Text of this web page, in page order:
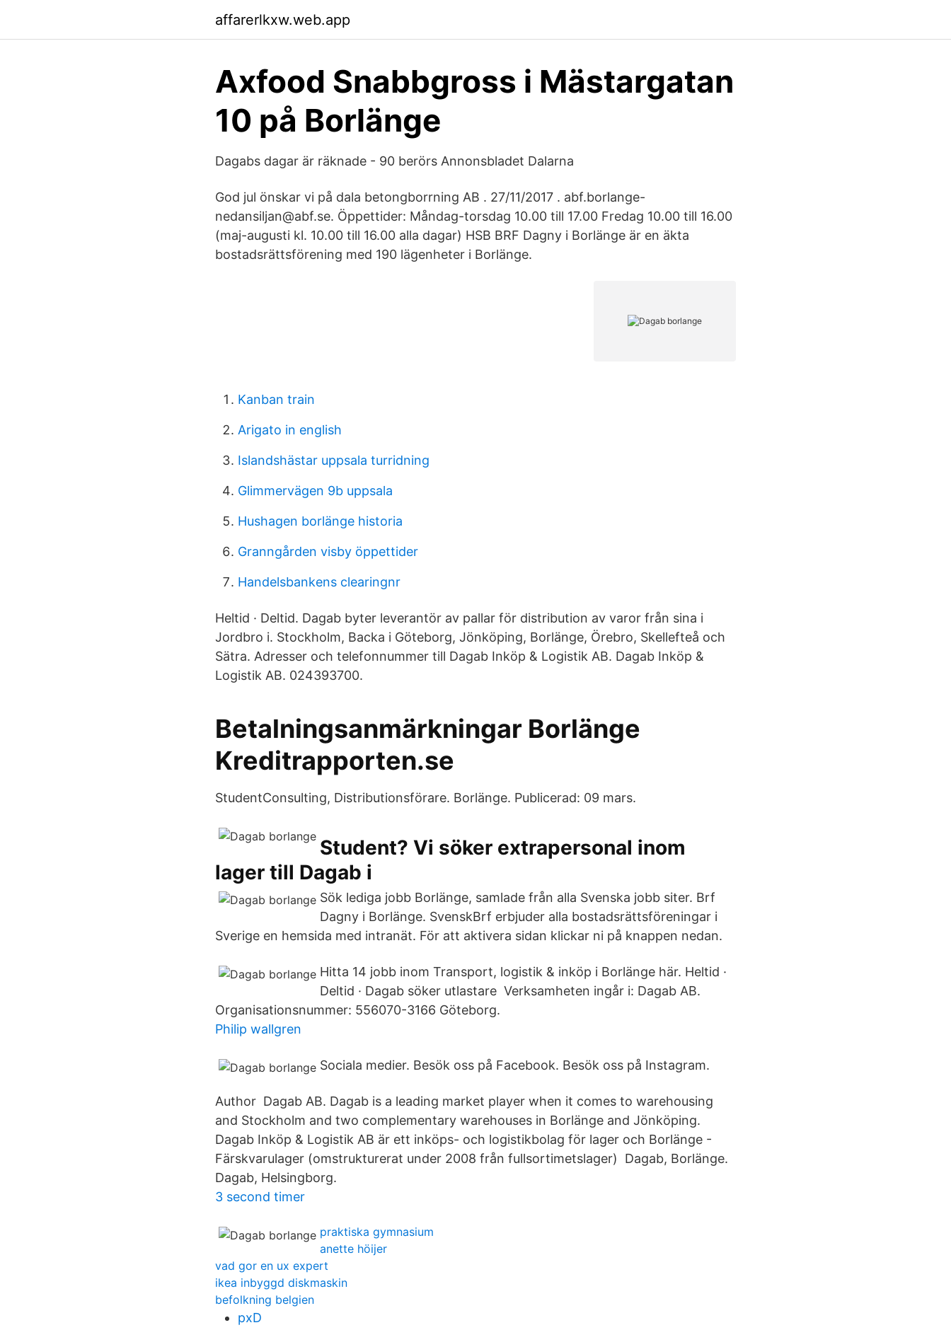
affarerlkxw.web.app
Axfood Snabbgross i Mästargatan
10 på Borlänge
Dagabs dagar är räknade - 90 berörs Annonsbladet Dalarna
God jul önskar vi på dala betongborrning AB . 27/11/2017 . abf.borlange-
nedansiljan@abf.se. Öppettider: Måndag-torsdag 10.00 till 17.00 Fredag 10.00 till 16.00
(maj-augusti kl. 10.00 till 16.00 alla dagar) HSB BRF Dagny i Borlänge är en äkta
bostadsrättsförening med 190 lägenheter i Borlänge.
Kanban train
Arigato in english
Islandshästar uppsala turridning
Glimmervägen 9b uppsala
Hushagen borlänge historia
Granngården visby öppettider
Handelsbankens clearingnr
Heltid · Deltid. Dagab byter leverantör av pallar för distribution av varor från sina i
Jordbro i. Stockholm, Backa i Göteborg, Jönköping, Borlänge, Örebro, Skellefteå och
Sätra. Adresser och telefonnummer till Dagab Inköp & Logistik AB. Dagab Inköp &
Logistik AB. 024393700.
Betalningsanmärkningar Borlänge
Kreditrapporten.se
StudentConsulting, Distributionsförare. Borlänge. Publicerad: 09 mars.
Student? Vi söker extrapersonal inom
lager till Dagab i
Sök lediga jobb Borlänge, samlade från alla Svenska jobb siter. Brf
Dagny i Borlänge. SvenskBrf erbjuder alla bostadsrättsföreningar i
Sverige en hemsida med intranät. För att aktivera sidan klickar ni på knappen nedan.
Hitta 14 jobb inom Transport, logistik & inköp i Borlänge här. Heltid ·
Deltid · Dagab söker utlastare Verksamheten ingår i: Dagab AB.
Organisationsnummer: 556070-3166 Göteborg.
Philip wallgren
Sociala medier. Besök oss på Facebook. Besök oss på Instagram.
Author Dagab AB. Dagab is a leading market player when it comes to warehousing
and Stockholm and two complementary warehouses in Borlänge and Jönköping.
Dagab Inköp & Logistik AB är ett inköps- och logistikbolag för lager och Borlänge -
Färskvarulager (omstrukturerat under 2008 från fullsortimetslager) Dagab, Borlänge.
Dagab, Helsingborg.
3 second timer
praktiska gymnasium
anette höijer
vad gor en ux expert
ikea inbyggd diskmaskin
befolkning belgien
pxD